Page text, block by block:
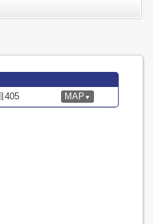
405 MAP ▼